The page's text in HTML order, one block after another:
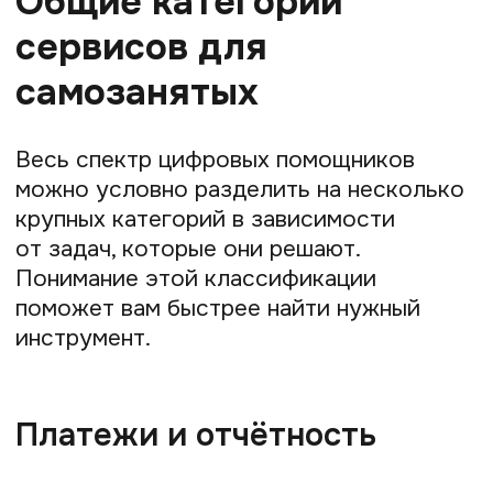
CloudPayments— популярный интернет-
эквайринг с гибкой настройкой
платёжных форм и поддержкой СБП.
Robokassa— проверенный сервис
с большим выбором способов оплаты
и ежемесячной платой
тех, кто хочет принимать платежи